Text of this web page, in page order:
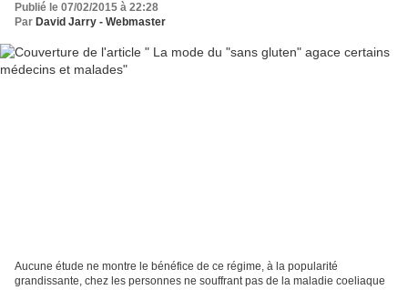
Publié le 07/02/2015 à 22:28
Par David Jarry - Webmaster
Aucune étude ne montre le bénéfice de ce régime, à la popularité
grandissante, chez les personnes ne souffrant pas de la maladie coeliaque